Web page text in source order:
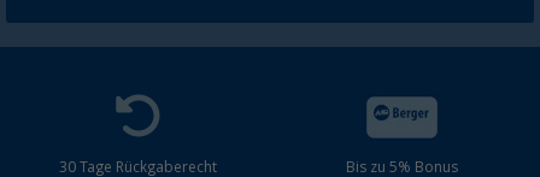
30 Tage Rückgaberecht
Bis zu 5% Bonus